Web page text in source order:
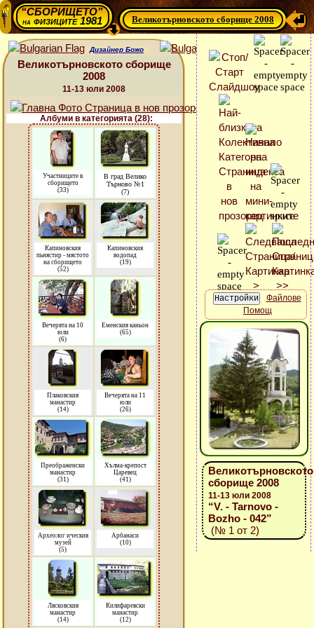
“СБОРИЩЕТО”
нафизиците 1981 Великотърновското сборище 2008
Дизайнер Божо
Великотърновското сборище
2008
11-13 юли 2008
Албуми в категорията (28):
Участниците в
сборището
(33)
В град Велико
Търново №1
(7)
Капиновския
пьнястир - мястото
на сборището
(52)
Капиновския
водопад
(19)
Вечерята на 10
юли
(6)
Еменския каньон
(65)
Плаковския
манастир
(14)
Вечерята на 11
юли
(26)
Преображенски
манастир
(31)
Хълма-крепост
Царевец
(41)
Археолог ическия
музей
(5)
Арбанаси
(10)
Лясковския
манастир
(14)
Килифаревски
манастир
(12)
Файлове
Помощ
Великотърновското
сборище 2008
11-13 юли 2008
“V. - Tarnovo -
Bozho - 042”
(№ 1 от 2)